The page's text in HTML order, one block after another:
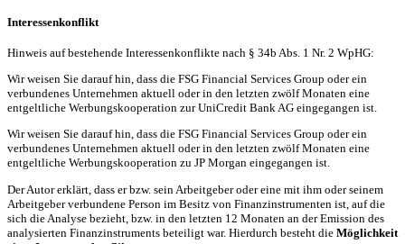
Interessenkonflikt
Hinweis auf bestehende Interessenkonflikte nach § 34b Abs. 1 Nr. 2 WpHG:
Wir weisen Sie darauf hin, dass die FSG Financial Services Group oder ein
verbundenes Unternehmen aktuell oder in den letzten zwölf Monaten eine
entgeltliche Werbungskooperation zur UniCredit Bank AG eingegangen ist.
Wir weisen Sie darauf hin, dass die FSG Financial Services Group oder ein
verbundenes Unternehmen aktuell oder in den letzten zwölf Monaten eine
entgeltliche Werbungskooperation zu JP Morgan eingegangen ist.
Der Autor erklärt, dass er bzw. sein Arbeitgeber oder eine mit ihm oder seinem
Arbeitgeber verbundene Person im Besitz von Finanzinstrumenten ist, auf die
sich die Analyse bezieht, bzw. in den letzten 12 Monaten an der Emission des
analysierten Finanzinstruments beteiligt war. Hierdurch besteht die Möglichkeit